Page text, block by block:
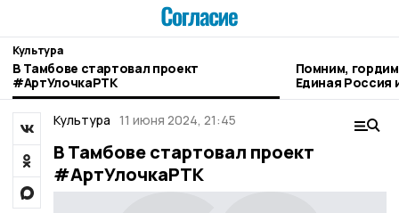
Культура
В Тамбове стартовал проект
#АртУлочкаРТК
Помним,
Единая Россия
кибертурнир
Культура 11 июня 2024, 21:45
В Тамбове стартовал проект
#АртУлочкаРТК